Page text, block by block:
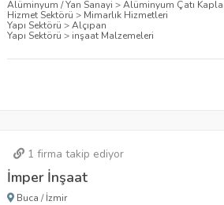
Alüminyum / Yan Sanayi >Alüminyum Çatı
Hizmet Sektörü > Mimarlık Hizmetleri
Yapı Sektörü >Alçıpan
Yapı Sektörü > inşaat Malzemeleri
1 firma takip ediyor
İmper İnşaat
Buca /İzmir